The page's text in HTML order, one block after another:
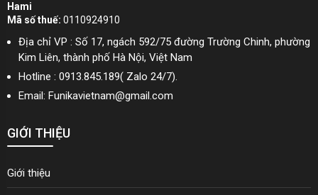
Hami
Mã số thuế: 0110924910
Địa chỉ VP : Số 17, ngách 592/75 đường Trường Chinh, phường
Kim Liên, thành phố Hà Nội, Việt Nam
Hotline : 0913.845.189( Zalo 24/7).
Email: Funikavietnam@gmail.com
GIỚI THIỆU
Giới thiệu